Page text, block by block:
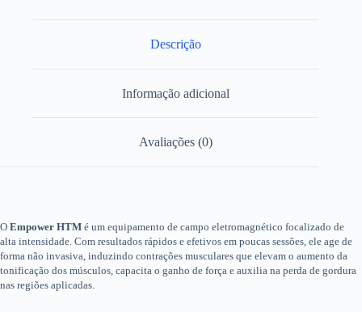
Descrição
Informação adicional
Avaliações (0)
O Empower HTM é um equipamento de campo eletromagnético focalizado de
alta intensidade. Com resultados rápidos e efetivos em poucas sessões, ele age de
forma não invasiva, induzindo contrações musculares que elevam o aumento da
tonificação dos músculos, capacita o ganho de força e auxilia na perda de gordura
nas regiões aplicadas.